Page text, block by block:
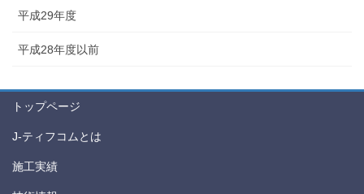
平成29年度
平成28年度以前
トップページ
J-ティフコムとは
施工実績